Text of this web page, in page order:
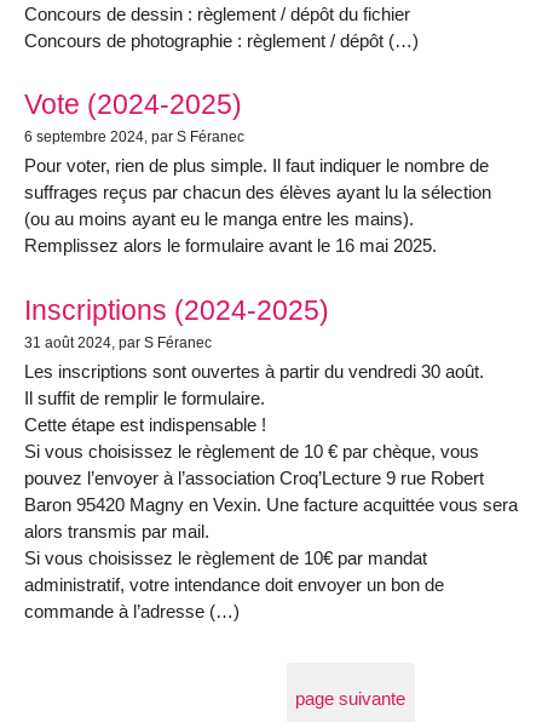
Concours de dessin : règlement / dépôt du fichier
Concours de photographie : règlement / dépôt (…)
Vote (2024-2025)
6 septembre 2024, par S Féranec
Pour voter, rien de plus simple. Il faut indiquer le nombre de
suffrages reçus par chacun des élèves ayant lu la sélection
(ou au moins ayant eu le manga entre les mains).
Remplissez alors le formulaire avant le 16 mai 2025.
Inscriptions (2024-2025)
31 août 2024, par S Féranec
Les inscriptions sont ouvertes à partir du vendredi 30 août.
Il suffit de remplir le formulaire.
Cette étape est indispensable !
Si vous choisissez le règlement de 10 € par chèque, vous
pouvez l’envoyer à l’association Croq’Lecture 9 rue Robert
Baron 95420 Magny en Vexin. Une facture acquittée vous sera
alors transmis par mail.
Si vous choisissez le règlement de 10€ par mandat
administratif, votre intendance doit envoyer un bon de
commande à l’adresse (…)
page suivante